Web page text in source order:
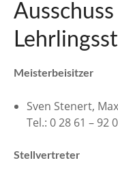
Meisterbeisitzer
Sven Stenert,
Tel.: 0 28 61 – 92
Stellvertreter